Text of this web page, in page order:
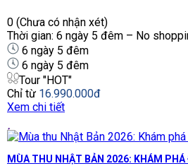
0 (Chưa có nhận xét)
Thời gian: 6 ngày 5 đêm – No
6 ngày 5 đêm
6 ngày 5 đêm
Tour "HOT"
Chỉ từ 16.990.000đ
Xem chi tiết
MÙA THU NHẬT BẢN 2026: KHÁM PHÁ